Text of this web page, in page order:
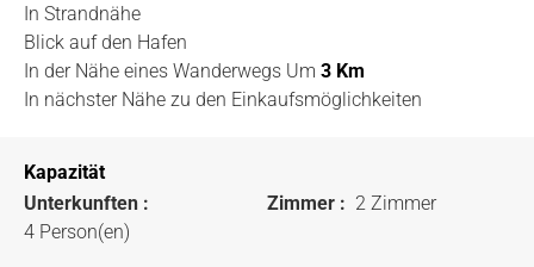
In Strandnähe
Blick auf den Hafen
In der Nähe eines Wanderwegs Um 3 Km
In nächster Nähe zu den Einkaufsmöglichkeiten
Kapazität
Unterkunften :
4 Person(en)
Zimmer : 2 Zimmer